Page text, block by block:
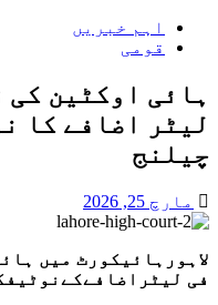
اہم خبریں
قومی
لیٹر اضافے کا
چیلنج
مارچ 25, 2026
فی